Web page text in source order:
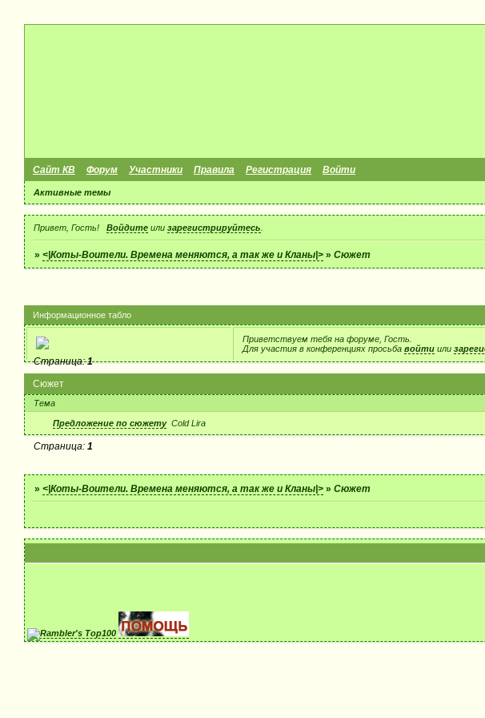
Сайт КВ Форум Участники Правила Регистрация Войти
Активные темы
Привет, Гость! Войдитеили зарегистрируйтесь
»<|Коты-Воители. Времена меняются, а так же и Кланы|> »Сюжет
Информационное табло
Приветствуем тебя на форуме, Гость.
Для участия в конференциях просьба войти или
Сюжет
Страница:1
Тема
Предложение по сюжету Cold Lira
Страница:1
»<|Коты-Воители. Времена меняются, а так же и Кланы|> »Сюжет